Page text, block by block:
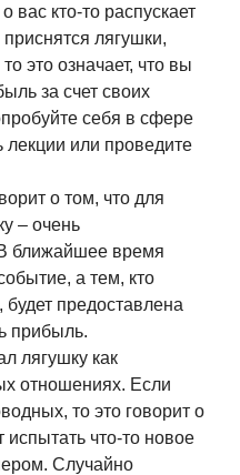
кто-то распускает
лягушки,
это означает, что вы
за счет своих
себя в сфере
лекции или проведите
о том, что для
– очень
ближайшее время
а тем, кто
предоставлена
прибыль.
лягушку как
отношениях. Если
то это говорит о
испытать что-то новое
Случайно